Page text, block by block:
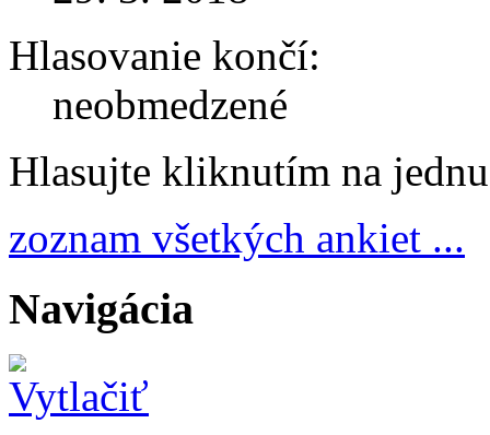
Hlasovanie končí:
neobmedzené
Hlasujte kliknutím na
zoznam všetkých ankiet ...
Navigácia